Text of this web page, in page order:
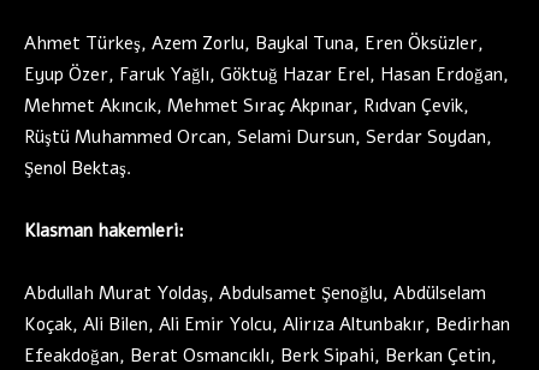
Ahmet Türkeş, Azem Zorlu, Baykal Tuna, Eren Öksüzler,
Eyup Özer, Faruk Yağlı, Göktuğ Hazar Erel, Hasan Erdoğan,
Mehmet Akıncık, Mehmet Sıraç Akpınar, Rıdvan Çevik,
Rüştü Muhammed Orcan, Selami Dursun, Serdar Soydan,
Şenol Bektaş.
Klasman hakemleri:
Abdullah Murat Yoldaş, Abdulsamet Şenoğlu, Abdülselam
Koçak, Ali Bilen, Ali Emir Yolcu, Alirıza Altunbakır, Bedirhan
Efeakdoğan, Berat Osmancıklı, Berk Sipahi, Berkan Çetin,